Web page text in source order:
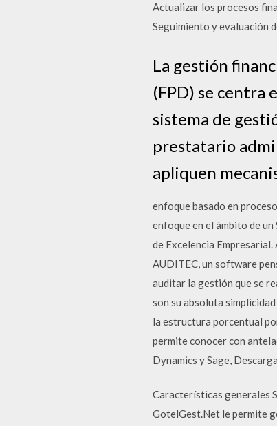
Actualizar los procesos
Seguimiento y evaluación
La gestión
(FPD) se centra
sistema de
prestatario
apliquen
enfoque basado en
enfoque en el ámbito de
de Excelencia
AUDITEC, un software
auditar la gestión que se
son su absoluta
la estructura porcentual
permite conocer con
Dynamics y Sage,
Características generales
GotelGest.Net le permite